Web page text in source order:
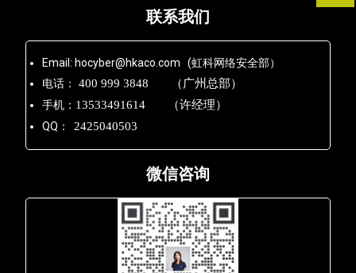
联系我们
Email: hocyber@hkaco.com (虹科网络安全部）
电话：
400 999 3848 （广州总部）
手机： 13533491614 （许经理）
QQ： 2425040503
微信咨询